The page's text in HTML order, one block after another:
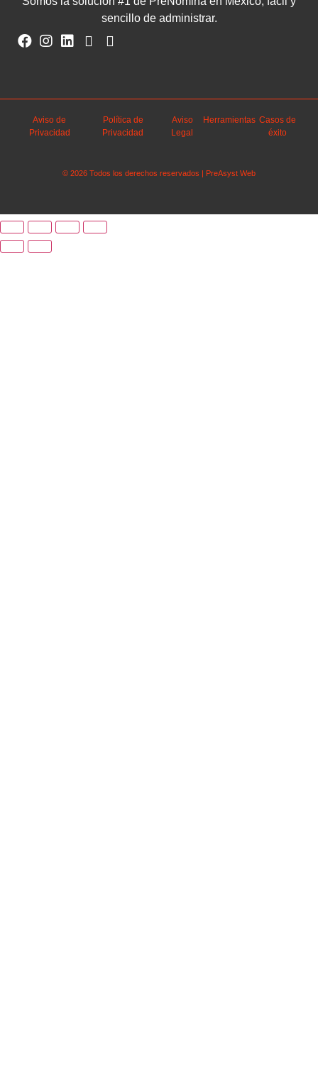
sencillo de administrar.
Aviso de
Privacidad
Política de
Privacidad
Aviso
Legal
Herramientas Casos de
éxito
© 2026 Todos los derechos reservados | PreAsyst Web